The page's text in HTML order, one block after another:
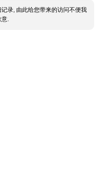
录, 由此给您带来的访问不便我
意.